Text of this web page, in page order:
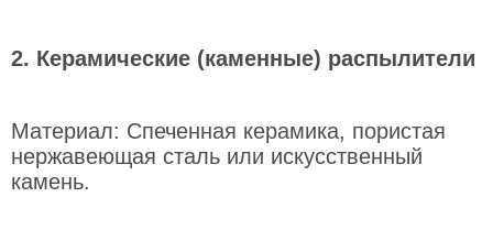
2. Керамические (каменные) распылители
Материал: Спеченная керамика, пористая
нержавеющая сталь или искусственный
камень.